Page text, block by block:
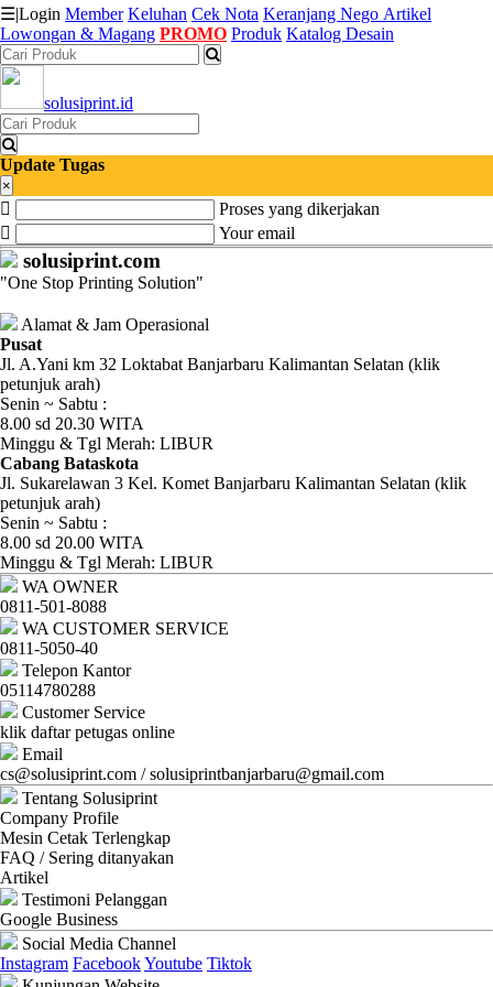
Katalog
Produk
Petugas
Riwayat
Transaksi
Tagihan
Berjalan
Pembayaran
Pendapatan
Fee
Ganti
Password
Logout
☰|Login Member Keluhan Cek Nota Keranjang Nego Artikel
Lowongan & Magang PROMO Produk Katalog Desain
solusiprint.id
Update Tugas
×
Proses yang dikerjakan
Your email
solusiprint.com
"One Stop Printing Solution"
Alamat & Jam Operasional
Pusat
Jl. A.Yani km 32 Loktabat Banjarbaru Kalimantan Selatan (klik
petunjuk arah)
Senin ~ Sabtu :
8.00 sd 20.30 WITA
Minggu & Tgl Merah: LIBUR
Cabang Bataskota
Jl. Sukarelawan 3 Kel. Komet Banjarbaru Kalimantan Selatan (klik
petunjuk arah)
Senin ~ Sabtu :
8.00 sd 20.00 WITA
Minggu & Tgl Merah: LIBUR
WA OWNER
0811-501-8088
WA CUSTOMER SERVICE
0811-5050-40
Telepon Kantor
05114780288
Customer Service
klik daftar petugas online
Email
cs@solusiprint.com / solusiprintbanjarbaru@gmail.com
Tentang Solusiprint
Company Profile
Mesin Cetak Terlengkap
FAQ / Sering ditanyakan
Artikel
Testimoni Pelanggan
Google Business
Social Media Channel
Instagram FacebookYoutube Tiktok